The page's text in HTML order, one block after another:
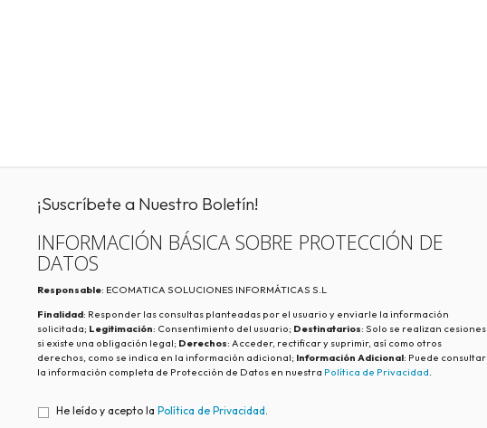
¡Suscríbete a Nuestro Boletín!
INFORMACIÓN BÁSICA SOBRE PROTECCIÓN DE
DATOS
Responsable: ECOMATICA SOLUCIONES INFORMÁTICAS S.L
Finalidad: Responder las consultas planteadas por el usuario y enviarle la información
solicitada; Legitimación: Consentimiento del usuario; Destinatarios: Solo se realizan cesiones
si existe una obligación legal; Derechos: Acceder, rectificar y suprimir, así como otros
derechos, como se indica en la información adicional; Información Adicional: Puede consultar
la información completa de Protección de Datos en nuestra Política de Privacidad
He leído y acepto la Política de Privacidad.